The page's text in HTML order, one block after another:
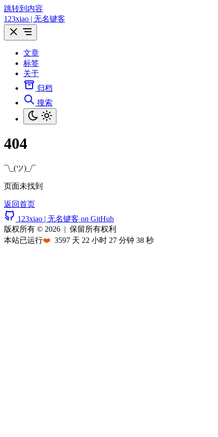
跳转到内容
123xiao | 无名键客
文章
标签
关于
归档
搜索
404
¯\_(ツ)_/¯
页面未找到
返回首页
123xiao | 无名键客 on GitHub
版权所有 © 2026 | 保留所有权利
本站已运行❤️ 3597 天 22 小时 27 分钟 38 秒